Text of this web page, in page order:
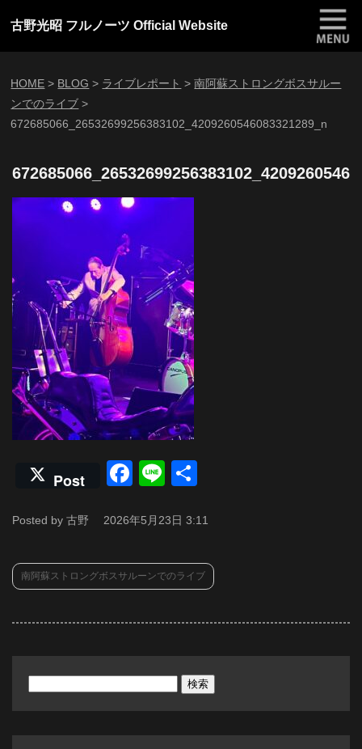
古野光昭 フルノーツ Official Website
HOME > BLOG > ライブレポート >南阿蘇ストロングボスサルー
ンでのライブ >
672685066_26532699256383102_4209260546083321289_n
Post Facebook
Line
Posted by 古野 2026年5月23日 3:11
南阿蘇ストロングボスサルーンでのライブ